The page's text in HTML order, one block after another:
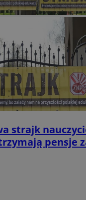
strajk
pensje